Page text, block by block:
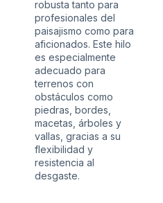
robusta tanto para
profesionales del
paisajismo como para
aficionados. Este hilo
es especialmente
adecuado para
terrenos con
obstáculos como
piedras, bordes,
macetas, árboles y
vallas, gracias a su
flexibilidad y
resistencia al
desgaste.